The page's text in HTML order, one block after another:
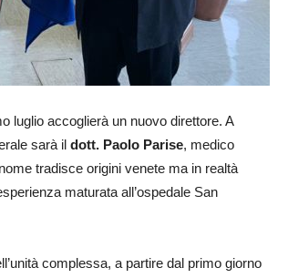
luglio accoglierà un nuovo direttore. A
sarà il dott. Paolo Parise, medico
tradisce origini venete ma in realtà
maturata all’ospedale San
complessa, a partire dal primo giorno